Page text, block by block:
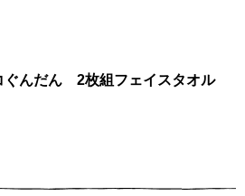
ぐんだん 2枚組フェイスタオル